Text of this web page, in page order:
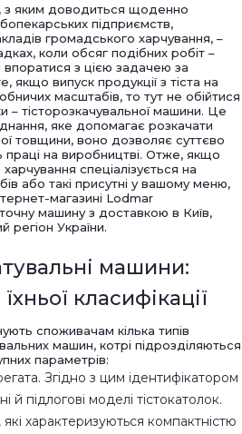
з яким доводиться щоденно
підприємств,
громадського харчування, –
коли обсяг подібних робіт –
впоратися з цією задачею за
випуск продукції з тіста на
масштабів, то тут не обійтися
– тісторозкачувальної машини. Це
яке допомагає розкачати
товщини, воно дозволяє суттєво
праці на виробництві. Отже, якщо
спеціалізується на
або такі присутні у вашому меню,
магазині Lodmar
машину з доставкою в Київ,
регіон України.
машини:
класифікації
споживачам кілька типів
машин, котрі підрозділяються
параметрів:
Згідно з цим ідентифікатором
й підлогові моделі тістокатолок.
характеризуються компактністю